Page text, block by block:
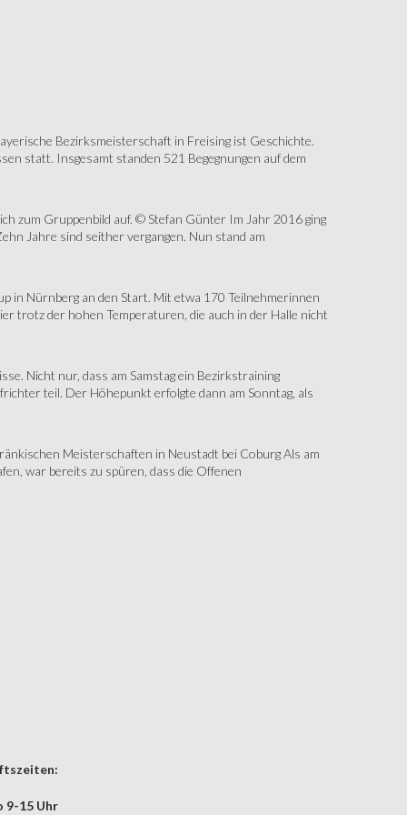
Bezirksmeisterschaft in Freising ist Geschichte.
statt. Insgesamt standen 521 Begegnungen auf dem
zum Gruppenbild auf. © Stefan Günter Im Jahr 2016 ging
Jahre sind seither vergangen. Nun stand am
in Nürnberg an den Start. Mit etwa 170 Teilnehmerinnen
trotz der hohen Temperaturen, die auch in der Halle nicht
Nicht nur, dass am Samstag ein Bezirkstraining
teil. Der Höhepunkt erfolgte dann am Sonntag, als
Meisterschaften in Neustadt bei Coburg Als am
war bereits zu spüren, dass die Offenen
9-15 Uhr